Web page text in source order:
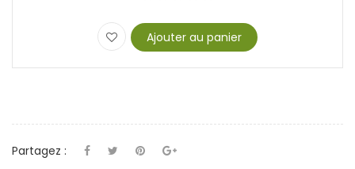
Ajouter au panier
Partagez :